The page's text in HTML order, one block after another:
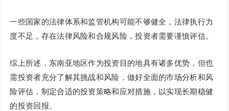
一些国家的法律体系和监管机构可能不够健全，法律执行力
度不足，存在法律风险和合规风险，投资者需要谨慎评估。
综上所述，东南亚地区作为投资目的地具有诸多优势，但也
需投资者充分了解其挑战和风险，做好全面的市场分析和风
险评估，制定合适的投资策略和应对措施，以实现长期稳健
的投资回报。